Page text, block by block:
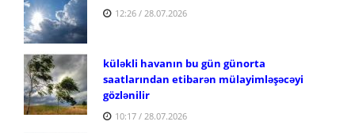
12:26 / 28.07.2026
küləkli havanın bu gün günorta
saatlarından etibarən mülayimləşəcəyi
gözlənilir
10:17 / 28.07.2026